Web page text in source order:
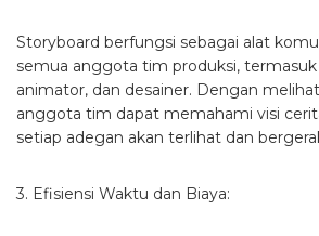
Storyboard berfungsi sebagai alat
semua anggota tim produksi, termasuk
animator, dan desainer. Dengan
anggota tim dapat memahami visi
setiap adegan akan terlihat dan
3. Efisiensi Waktu dan Biaya: